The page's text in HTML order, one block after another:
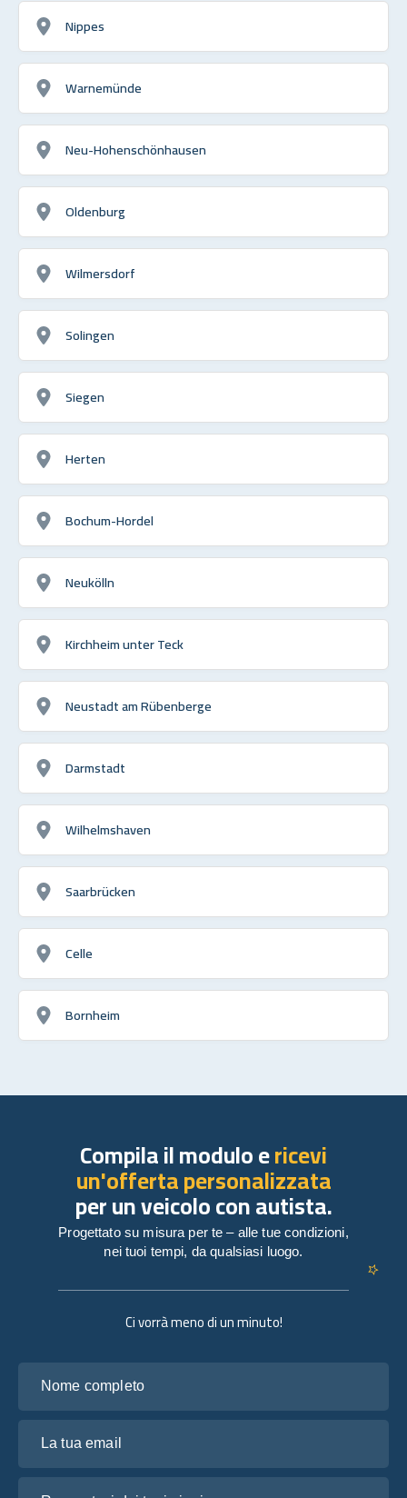
Nippes
Warnemünde
Neu-Hohenschönhausen
Oldenburg
Wilmersdorf
Solingen
Siegen
Herten
Bochum-Hordel
Neukölln
Kirchheim unter Teck
Neustadt am Rübenberge
Darmstadt
Wilhelmshaven
Saarbrücken
Celle
Bornheim
Ci vorrà meno di un minuto!
Compila il modulo ericevi
un'offerta personalizzata
per un veicolo con autista.
Progettato su misura per te – alle tue condizioni,
nei tuoi tempi, da qualsiasi luogo.